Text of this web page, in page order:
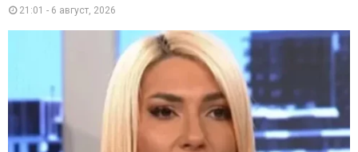
21:01 - 6 август, 2026